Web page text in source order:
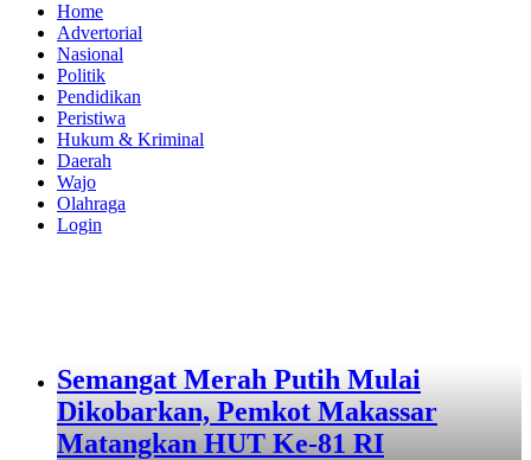
Home
Advertorial
Nasional
Politik
Pendidikan
Peristiwa
Hukum & Kriminal
Daerah
Wajo
Olahraga
Login
Semangat Merah Putih Mulai
Dikobarkan, Pemkot Makassar
Matangkan HUT Ke-81 RI